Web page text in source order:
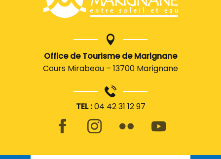
Office de Tourisme de Marignane
Cours Mirabeau – 13700 Marignane
TEL :04 42 31 12 97